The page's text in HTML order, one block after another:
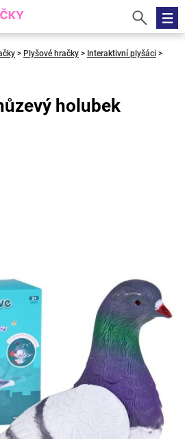
> Plyšové hračky > Interaktivní plyšáci >
holubek